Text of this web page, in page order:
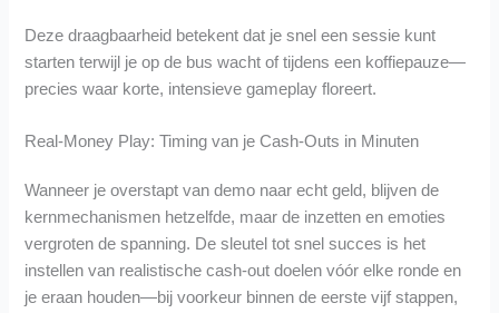
Deze draagbaarheid betekent dat je snel een sessie kunt
starten terwijl je op de bus wacht of tijdens een koffiepauze—
precies waar korte, intensieve gameplay floreert.
Real‑Money Play: Timing van je Cash‑Outs in Minuten
Wanneer je overstapt van demo naar echt geld, blijven de
kernmechanismen hetzelfde, maar de inzetten en emoties
vergroten de spanning. De sleutel tot snel succes is het
instellen van realistische cash‑out doelen vóór elke ronde en
je eraan houden—bij voorkeur binnen de eerste vijf stappen,